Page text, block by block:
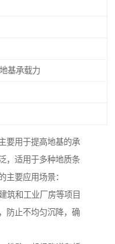
基承载力
要用于提高地基的承
，适用于多种地质条
主要应用场景：
筑和工业厂房等项目
防止不均匀沉降，确